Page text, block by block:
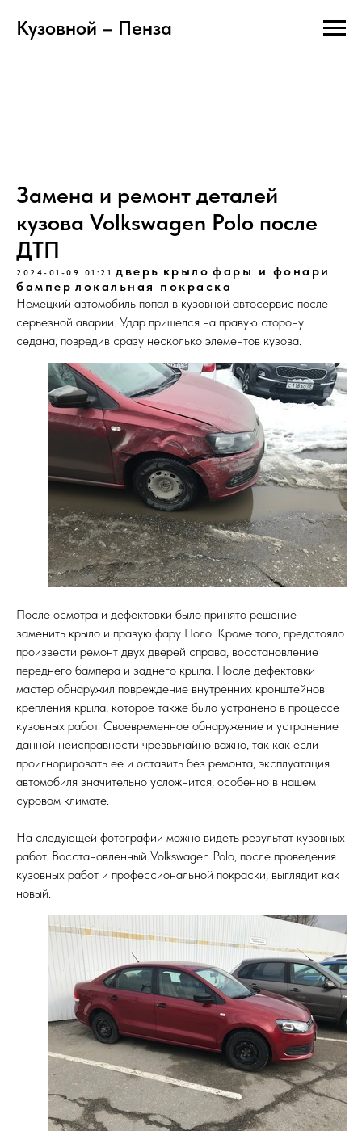
Кузовной – Пенза
Замена и ремонт деталей
кузова Volkswagen Polo после
ДТП
2024-01-09 01:21 дверь крыло фары и фонари
бампер локальная покраска
Немецкий автомобиль попал в кузовной автосервис после
серьезной аварии. Удар пришелся на правую сторону
седана, повредив сразу несколько элементов кузова.
После осмотра и дефектовки было принято решение
заменить крыло и правую фару Поло. Кроме того, предстояло
произвести ремонт двух дверей справа, восстановление
переднего бампера и заднего крыла. После дефектовки
мастер обнаружил повреждение внутренних кронштейнов
крепления крыла, которое также было устранено в процессе
кузовных работ. Своевременное обнаружение и устранение
данной неисправности чрезвычайно важно, так как если
проигнорировать ее и оставить без ремонта, эксплуатация
автомобиля значительно усложнится, особенно в нашем
суровом климате.
На следующей фотографии можно видеть результат кузовных
работ. Восстановленный Volkswagen Polo, после проведения
кузовных работ и профессиональной покраски, выглядит как
новый.